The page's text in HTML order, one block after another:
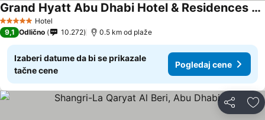
5 ZvezdiceHotel
Grand Hyatt Abu Dhabi Hotel & Residences Emirates Pearl
Pogledaj cene
9,1 Odlično 10.272 0.5 km od plaže
Izaberi datume da bi se prikazale
tačne cene
Pogledaj cene
Deli